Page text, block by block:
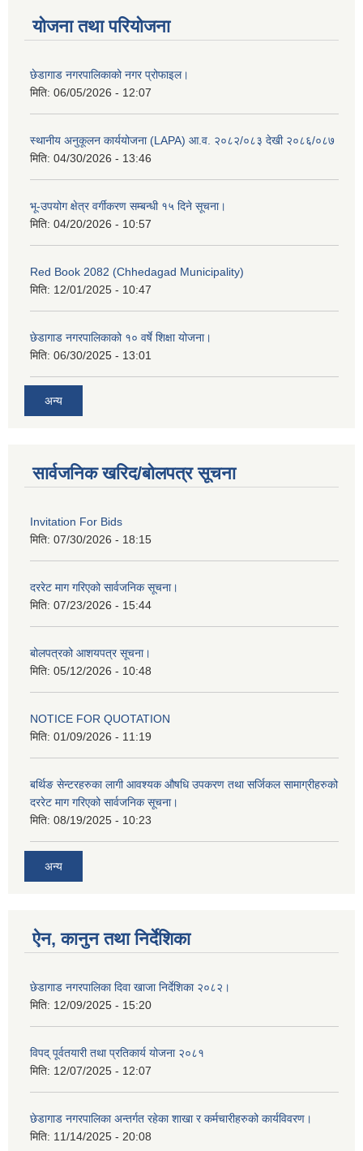
योजना तथा परियोजना
छेडागाड नगरपालिकाको नगर प्रोफाइल।
मिति: 06/05/2026 - 12:07
स्थानीय अनुकूलन कार्ययोजना (LAPA) आ.व. २०८२/०८३ देखी २०८६/०८७
मिति: 04/30/2026 - 13:46
भू-उपयोग क्षेत्र वर्गीकरण सम्बन्धी १५ दिने सूचना।
मिति: 04/20/2026 - 10:57
Red Book 2082 (Chhedagad Municipality)
मिति: 12/01/2025 - 10:47
छेडागाड नगरपालिकाको १० वर्षे शिक्षा योजना।
मिति: 06/30/2025 - 13:01
अन्य
सार्वजनिक खरिद/बोलपत्र सूचना
Invitation For Bids
मिति: 07/30/2026 - 18:15
दररेट माग गरिएको सार्वजनिक सूचना।
मिति: 07/23/2026 - 15:44
बोलपत्रको आशयपत्र सूचना।
मिति: 05/12/2026 - 10:48
NOTICE FOR QUOTATION
मिति: 01/09/2026 - 11:19
बर्थिङ सेन्टरहरुका लागी आवश्यक औषधि उपकरण तथा सर्जिकल सामाग्रीहरुको
दररेट माग गरिएको सार्वजनिक सूचना।
मिति: 08/19/2025 - 10:23
अन्य
ऐन, कानुन तथा निर्देशिका
छेडागाड नगरपालिका दिवा खाजा निर्देशिका २०८२।
मिति: 12/09/2025 - 15:20
विपद् पूर्वतयारी तथा प्रतिकार्य योजना २०८१
मिति: 12/07/2025 - 12:07
छेडागाड नगरपालिका अन्तर्गत रहेका शाखा र कर्मचारीहरुको कार्यविवरण।
मिति: 11/14/2025 - 20:08